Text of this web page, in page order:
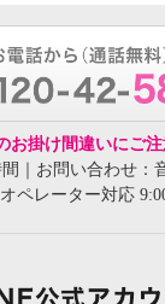
掛け間違いにご注
｜お問い合わせ：
ペレーター対応